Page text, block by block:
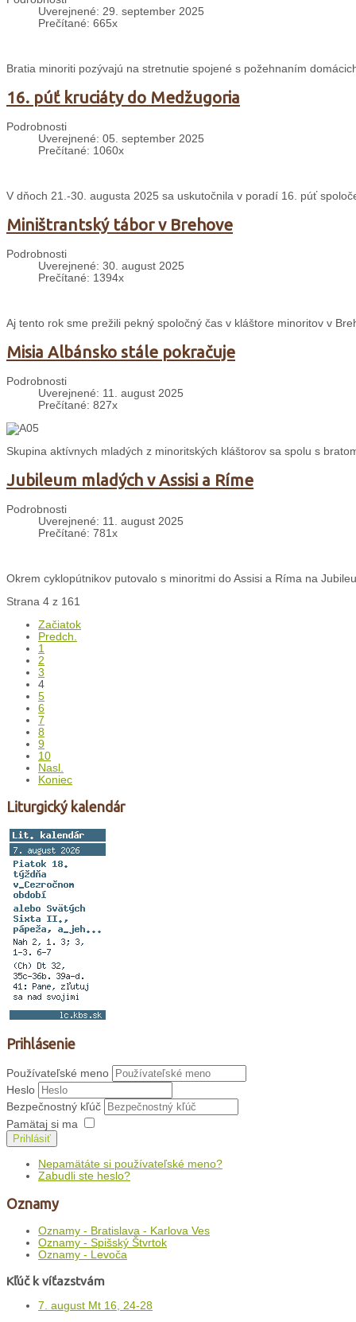
Uverejnené: 29. september 2025
Prečítané: 665x
Bratia minoriti pozývajú na stretnutie spojené s požehnaním
16. púť kruciáty do Medžugoria
Podrobnosti
Uverejnené: 05. september 2025
Prečítané: 1060x
V dňoch 21.-30. augusta 2025 sa uskutočnila v poradí 16. púť
Miništrantský tábor v Brehove
Podrobnosti
Uverejnené: 30. august 2025
Prečítané: 1394x
Aj tento rok sme prežili pekný spoločný čas v kláštore minoritov v
Misia Albánsko stále pokračuje
Podrobnosti
Uverejnené: 11. august 2025
Prečítané: 827x
Skupina aktívnych mladých z minoritských kláštorov sa spolu s
Jubileum mladých v Assisi a Ríme
Podrobnosti
Uverejnené: 11. august 2025
Prečítané: 781x
Okrem cyklopútnikov putovalo s minoritmi do Assisi a Ríma na
Strana 4 z 161
Začiatok
Predch.
1
2
3
4
5
6
7
8
9
10
Nasl.
Koniec
Liturgický kalendár
Prihlásenie
Používateľské meno
Heslo
Bezpečnostný kľúč
Pamätaj si ma
Prihlásiť
Nepamätáte si používateľské meno?
Zabudli ste heslo?
Oznamy
Oznamy - Bratislava - Karlova Ves
Oznamy - Spišský Štvrtok
Oznamy - Levoča
Kľúč k víťazstvám
7. august Mt 16, 24-28